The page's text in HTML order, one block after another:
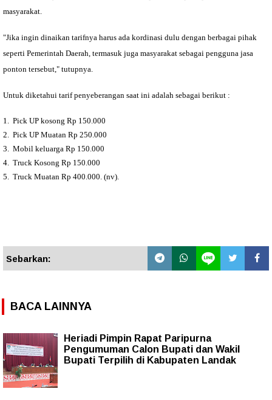
masyarakat.
"Jika ingin dinaikan tarifnya harus ada kordinasi dulu dengan berbagai pihak
seperti Pemerintah Daerah, termasuk juga masyarakat sebagai pengguna jasa
ponton tersebut," tutupnya.
Untuk diketahui tarif penyeberangan saat ini adalah sebagai berikut :
1. Pick UP kosong Rp 150.000
2. Pick UP Muatan Rp 250.000
3. Mobil keluarga Rp 150.000
4. Truck Kosong Rp 150.000
5. Truck Muatan Rp 400.000. (nv).
Sebarkan:
BACA LAINNYA
Heriadi Pimpin Rapat Paripurna
Pengumuman Calon Bupati dan Wakil
Bupati Terpilih di Kabupaten Landak